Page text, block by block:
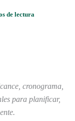
de lectura
cronograma,
para planificar,